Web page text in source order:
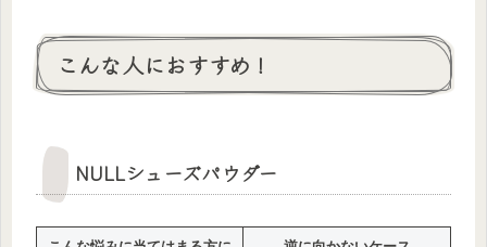
こんな人におすすめ！
NULLシューズパウダー